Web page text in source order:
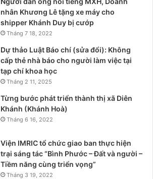
nhân Khương Lê tặng xe máy cho
shipper Khánh Duy bị cướp
Tháng 7 18, 2022
Dự thảo Luật Báo chí (sửa đổi): Không
cấp thẻ nhà báo cho người làm việc tại
tạp chí khoa học
Tháng 2 11, 2025
Từng bước phát triển thành thị xã Diên
Khánh (Khánh Hoà)
Tháng 6 16, 2022
Viện IMRIC tổ chức giao ban thực hiện
trại sáng tác “Bình Phước – Đất và người –
Tiềm năng cùng triển vọng”
Tháng 3 19, 2022